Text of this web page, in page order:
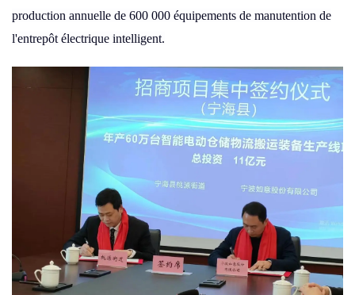
production annuelle de 600 000 équipements de manutention de
l'entrepôt électrique intelligent.